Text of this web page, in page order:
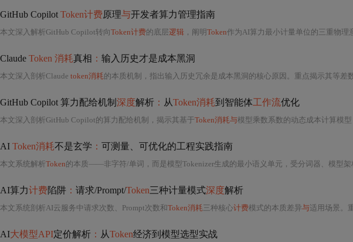
GitHub Copilot Token计费原理与开发者算力管理指南
本文深入解析GitHub Copilot转向Token计费的底层逻辑 ，阐明Token作为AI算力最小计量单位的三重物理
Claude Token 消耗真相 ： 输入历史才是成本黑洞
本文深入剖析Claude token消耗的本质机制，指出输入历史冗余是成本黑洞的核心原因。重点揭示其等差
GitHub Copilot 算力配给机制 深度解析 ： 从Token消耗到智能体工作流优化
本文深入剖析GitHub Copilot的算力配给机制，揭示其基于Token消耗与模型乘数系数的动态成本计算模型
AI Token消耗不是玄学 ： 可测量、可优化的工程实践指南
本文系统解析Token的本质——非字符/单词，而是模型Tokenizer生成的最小语义单元，受分词器、模型架
AI算力计费陷阱 ： 请求/Prompt/Token三种计量模式深度解析
本文系统剖析AI云服务中请求次数、Prompt次数和Token消耗三种核心计费模式的本质差异与适用场景。
AI大模型API定价解析 ： 从Token经济到模型选型实战